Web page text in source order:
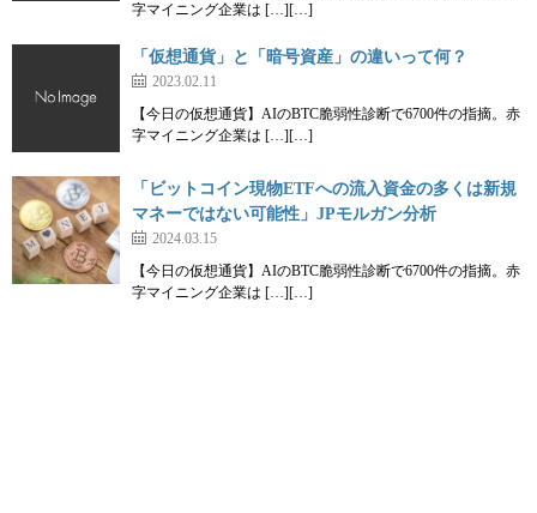
字マイニング企業は […][…]
「仮想通貨」と「暗号資産」の違いって何？
2023.02.11
【今日の仮想通貨】AIのBTC脆弱性診断で6700件の指摘。赤
字マイニング企業は […][…]
「ビットコイン現物ETFへの流入資金の多くは新規
マネーではない可能性」JPモルガン分析
2024.03.15
【今日の仮想通貨】AIのBTC脆弱性診断で6700件の指摘。赤
字マイニング企業は […][…]